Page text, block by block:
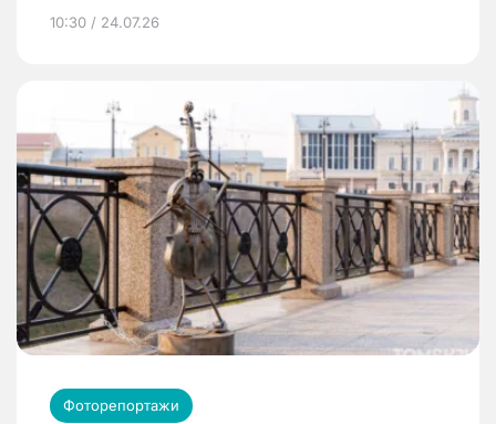
10:30 / 24.07.26
Фоторепортажи